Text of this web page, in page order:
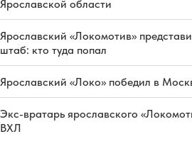
Ярославской области
Ярославский «Локомотив»
штаб: кто туда попал
Ярославский «Локо» победил в
Экс-вратарь ярославского
ВХЛ